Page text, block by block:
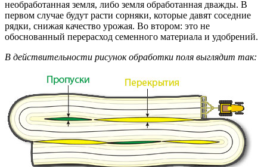
необработанная земля, либо земля обработанная дважды. В
первом случае будут расти сорняки, которые давят соседние
рядки, снижая качество урожая. Во втором: это не
обоснованный перерасход семенного материала и удобрений.
В действительности рисунок обработки поля выглядит так: